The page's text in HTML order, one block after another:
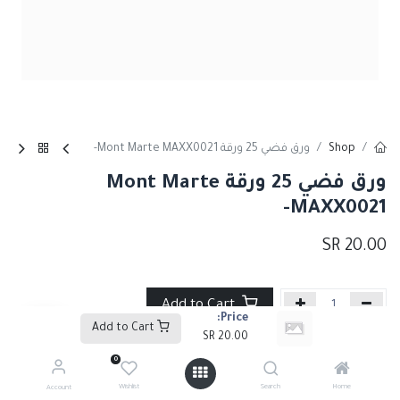
Price:
20.00
Home
Search
0
Wishlist
Account
Shop ورق فضي 25 ورقة Mont Marte MAXX0021-
ورق فضي 25 ورقة Mont Marte
MAXX0021-
20.00
Add to Cart